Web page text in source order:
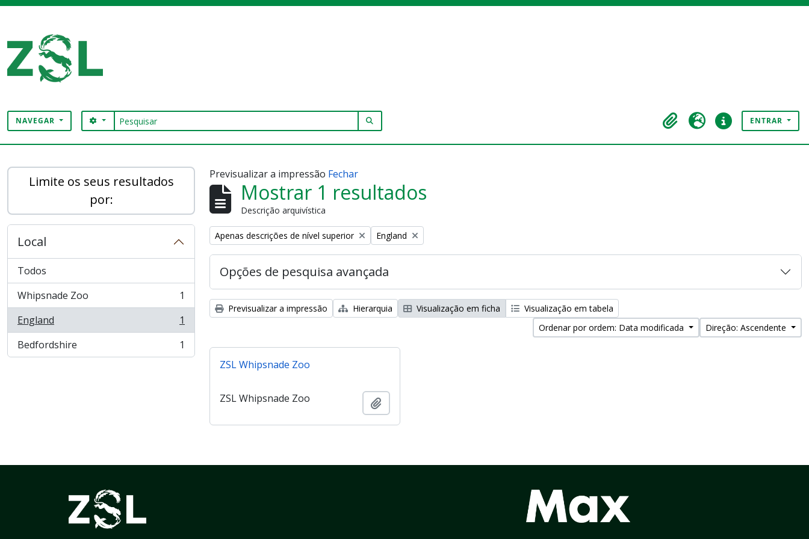
NAVEGAR Pesquisar
SEARCH OPTIONS
Área de transferência
Idioma Ligações rápidas
ENTRAR
Limite os seus resultados
por:
Local
Todos
Whipsnade Zoo
, 1 resultados
1
England
, 1 resultados
1
Bedfordshire
, 1 resultados 1
Previsualizar a impressão Fechar
Mostrar 1 resultados
Descrição arquivística
Remove filter:
Apenas descrições de nível superior Remove filter:
England
Opções de pesquisa avançada
Previsualizar a impressão Hierarquia Visualização em ficha
Visualização em tabela
Ordenar por ordem: Data modificada
Direção: Ascendente
ZSL Whipsnade Zoo
ZSL Whipsnade Zoo